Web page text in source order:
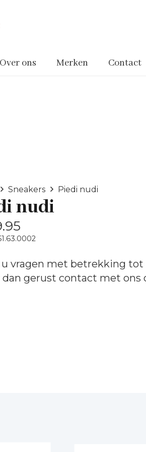
Over ons Merken Contact
Sneakers Piedi nudi
nudi
u vragen met betrekking
gerust contact met ons